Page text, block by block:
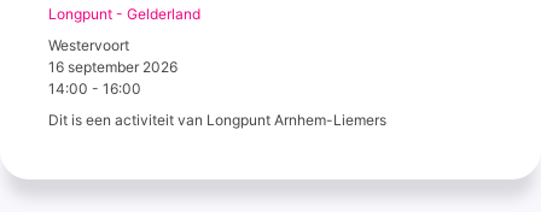
Longpunt - Gelderland
Westervoort
16 september 2026
14:00 - 16:00
Dit is een activiteit van Longpunt Arnhem-Liemers